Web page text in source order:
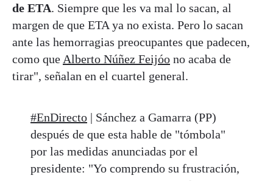
de ETA. Siempre que les va mal lo sacan, al
margen de que ETA ya no exista. Pero lo sacan
ante las hemorragias preocupantes que padecen,
como que Alberto Núñez Feijóo no acaba de
tirar", señalan en el cuartel general.
#EnDirecto | Sánchez a Gamarra (PP)
después de que esta hable de "tómbola"
por las medidas anunciadas por el
presidente: "Yo comprendo su frustración,